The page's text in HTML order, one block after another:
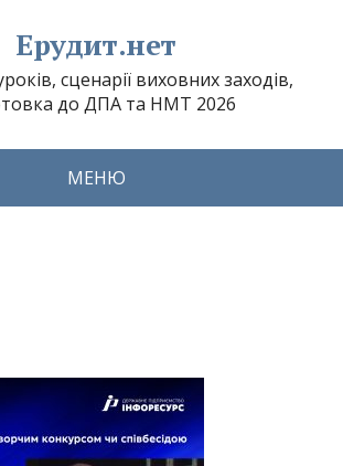
Ерудит.нет
сценарії виховних заходів,
до ДПА та НМТ 2026
МЕНЮ